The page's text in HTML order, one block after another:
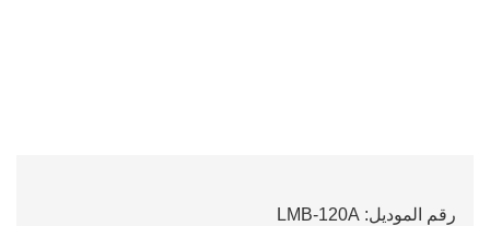
رقم الموديل: LMB-120A